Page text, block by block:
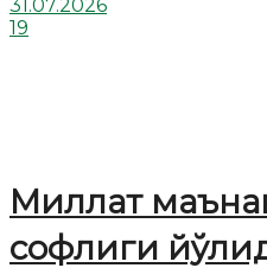
31.07.2026
19
Миллат
софлиги